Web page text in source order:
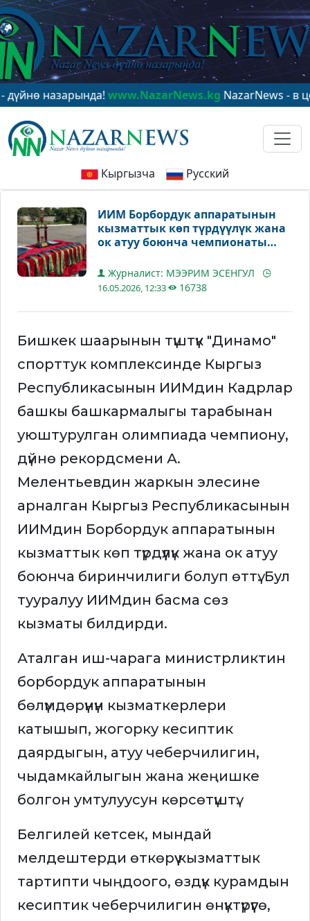
назарында!www.NazarNews.kgNazarNews - в
Кыргызча Русский
ИИМ Борбордук аппаратынын
кызматтык көп түрдүүлүк жана
ок атуу боюнча чемпионаты
Журналист: МЭЭРИМ ЭСЕНГУЛ
16.05.2026, 12:33 16738
Бишкек шаарынын түштүк "Динамо"
спорттук комплексинде Кыргыз
Республикасынын ИИМдин Кадрлар
башкы башкармалыгы тарабынан
уюштурулган олимпиада чемпиону,
дүйнө рекордсмени А.
Мелентьевдин жаркын элесине
арналган Кыргыз Республикасынын
ИИМдин Борбордук аппаратынын
кызматтык көп түрдүүлүк жана ок атуу
боюнча биринчилиги болуп өттү. Бул
тууралуу ИИМдин басма сөз
кызматы билдирди.
Аталган иш-чарага министрликтин
борбордук аппаратынын
бөлүмдөрүнүн кызматкерлери
катышып, жогорку кесиптик
даярдыгын, атуу чеберчилигин,
чыдамкайлыгын жана жеңишке
болгон умтулуусун көрсөтүштү.
Белгилей кетсек, мындай
мелдештерди өткөрүү кызматтык
тартипти чыңдоого, өздүк курамдын
кесиптик чеберчилигин өнүктүрүүгө,